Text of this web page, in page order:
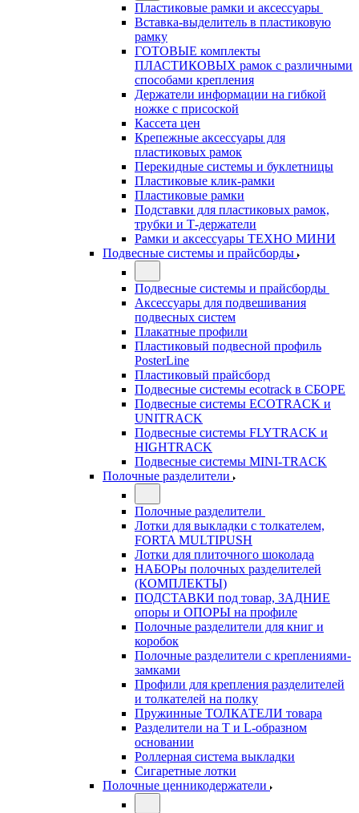
Пластиковые рамки и аксессуары
Вставка-выделитель в пластиковую
рамку
ГОТОВЫЕ комплекты
ПЛАСТИКОВЫХ рамок с различными
способами крепления
Держатели информации на гибкой
ножке с присоской
Кассета цен
Крепежные аксессуары для
пластиковых рамок
Перекидные системы и буклетницы
Пластиковые клик-рамки
Пластиковые рамки
Подставки для пластиковых рамок,
трубки и Т-держатели
Рамки и аксессуары ТЕХНО МИНИ
Подвесные системы и прайсборды
Подвесные системы и прайсборды
Аксессуары для подвешивания
подвесных систем
Плакатные профили
Пластиковый подвесной профиль
PosterLine
Пластиковый прайсборд
Подвесные системы ecotrack в СБОРЕ
Подвесные системы ECOTRACK и
UNITRACK
Подвесные системы FLYTRACK и
HIGHTRACK
Подвесные системы MINI-TRACK
Полочные разделители
Полочные разделители
Лотки для выкладки с толкателем,
FORTA MULTIPUSH
Лотки для плиточного шоколада
НАБОРы полочных разделителей
(КОМПЛЕКТЫ)
ПОДСТАВКИ под товар, ЗАДНИЕ
опоры и ОПОРЫ на профиле
Полочные разделители для книг и
коробок
Полочные разделители с креплениями-
замками
Профили для крепления разделителей
и толкателей на полку
Пружинные ТОЛКАТЕЛИ товара
Разделители на Т и L-образном
основании
Роллерная система выкладки
Сигаретные лотки
Полочные ценникодержатели